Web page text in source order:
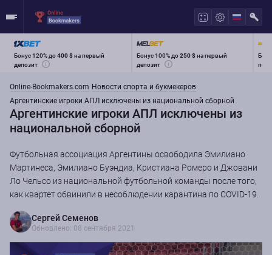
Бонус 120% до400 $на первый
депозит
Бонус 100% до250 $на первый
депозит
Online-Bookmakers.com Новости спорта и букмекеров
Аргентинские игроки АПЛ исключены из национальной сборной
Аргентинские игроки АПЛ исключены из
национальной сборной
Футбольная ассоциация Аргентины освободила Эмилиано
Мартинеса, Эмилиано Буэндиа, Кристиана Ромеро и Джовани
Ло Чельсо из национальной футбольной команды после того,
как квартет обвинили в несоблюдении карантина по COVID-19.
Сергей Семенов
Обновлено: 08 сентября 2021